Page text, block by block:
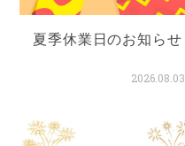
夏季休業日のお知らせ
2026.08.03